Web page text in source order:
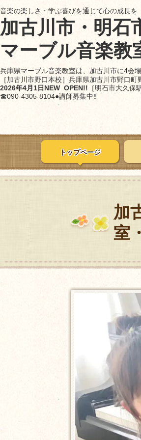
音楽の楽しさ・学ぶ喜びを通じて心の成長を
加古川市・明石
マーブル音楽教
兵庫県マーブル音楽教室は、加古川市に4会
［加古川市野口本校］ 兵庫県加古川市野口町
2026年4月1日NEW OPEN!! ［明石市大久保
☎090-4305-8104●講師募集中‼
トップページ
加
室